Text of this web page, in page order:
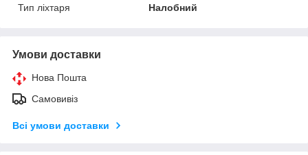
Тип ліхтаря
Налобний
Умови доставки
Нова Пошта
Самовивіз
Всі умови доставки